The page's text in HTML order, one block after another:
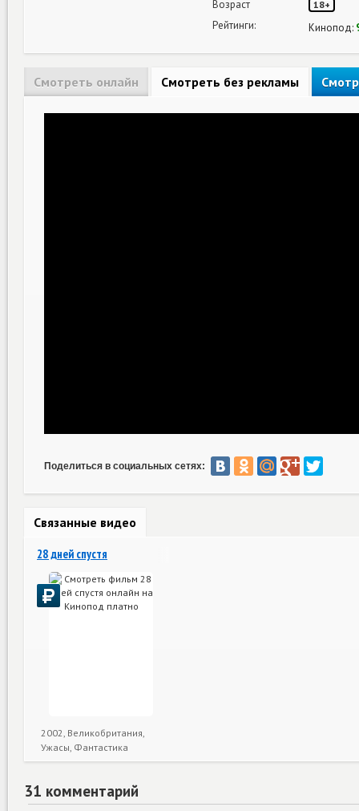
Возраст
18+
Рейтинги: Кинопод:
Смотреть онлайн Смотреть без рекламы
Поделиться в социальных сетях:
Связанные видео
28 дней спустя
2002, Великобритания,
Ужасы, Фантастика
31 комментарий